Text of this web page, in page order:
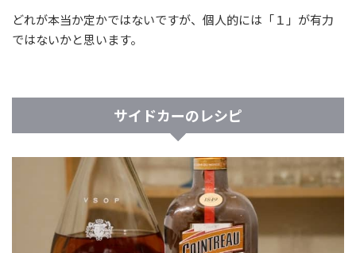
どれが本当か定かではないですが、個人的には「１」が有力
ではないかと思います。
サイドカーのレシピ